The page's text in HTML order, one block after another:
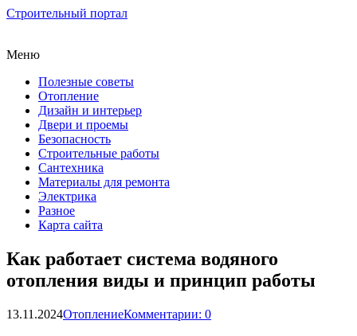
Строительный портал
Меню
Полезные советы
Отопление
Дизайн и интерьер
Двери и проемы
Безопасность
Строительные работы
Сантехника
Материалы для ремонта
Электрика
Разное
Карта сайта
Как работает система водяного
отопления виды и принцип работы
13.11.2024ОтоплениеКомментарии: 0